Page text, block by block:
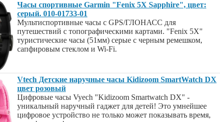
Часы спортивные Garmin "Fenix 5X Sapphire", цвет:
серый. 010-01733-01
Мультиспортивные часы с GPS/ГЛОНАСС для
путешествий с топографическими картами. "Fenix 5Х"
туристические часы (51мм) серые с черным ремешком,
сапфировым стеклом и Wi-Fi.
Vtech Детские наручные часы Kidizoom SmartWatch DX
цвет розовый
Цифровые часы Vyech "Kidizoom Smartwatch DX" -
уникальный наручный гаджет для детей! Это умнейшее
цифровое устройство не только может показывать время,